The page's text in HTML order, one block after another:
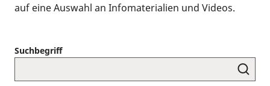
auf eine Auswahl an Infomaterialien und Videos.
Suchbegriff